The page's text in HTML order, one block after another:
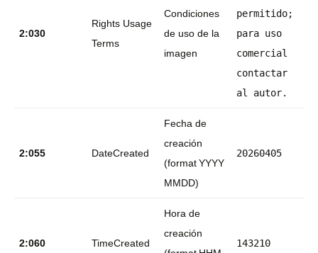
2:030
Rights Usage
Terms
Condiciones
de uso de la
imagen
permitido;
para uso
comercial
contactar
al autor.
2:055 DateCreated
Fecha de
creación
(format YYYY
MMDD)
20260405
2:060 TimeCreated
Hora de
creación
143210